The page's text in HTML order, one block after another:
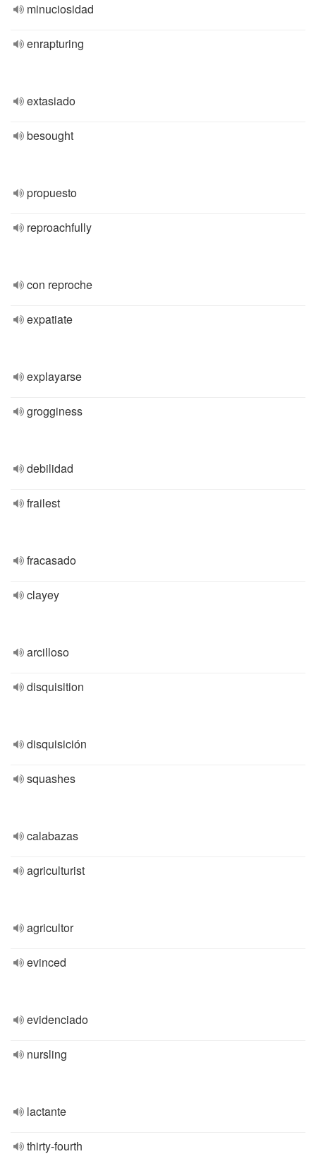
minuciosidad
enrapturing
extasiado
besought
propuesto
reproachfully
con reproche
expatiate
explayarse
grogginess
debilidad
frailest
fracasado
clayey
arcilloso
disquisition
disquisición
squashes
calabazas
agriculturist
agricultor
evinced
evidenciado
nursling
lactante
thirty-fourth